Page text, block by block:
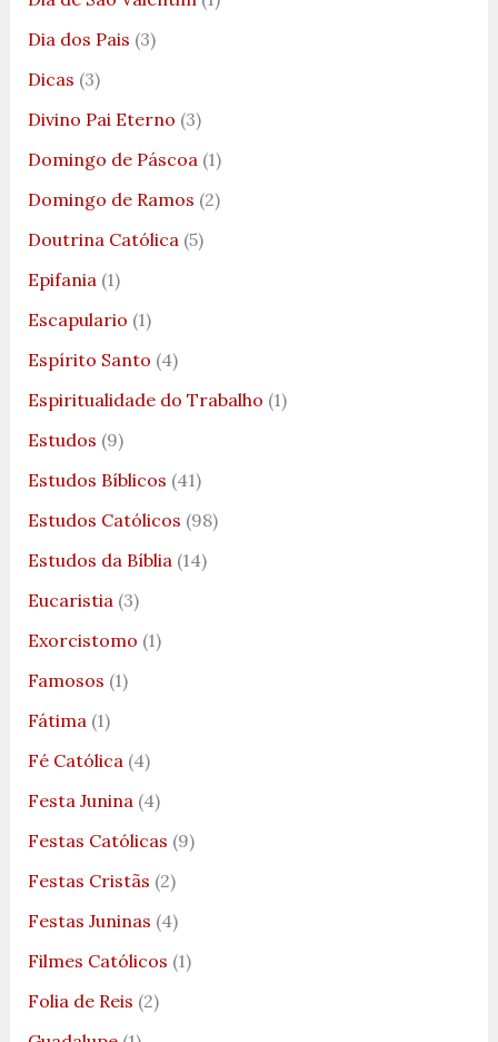
Dia dos Pais (3)
Dicas (3)
Divino Pai Eterno (3)
Domingo de Páscoa(1)
Domingo de Ramos (2)
Doutrina Católica(5)
Epifania(1)
Escapulario (1)
Espírito Santo (4)
Espiritualidade do Trabalho (1)
Estudos (9)
Estudos Bíblicos (41)
Estudos Católicos (98)
Estudos da Bíblia(14)
Eucaristia(3)
Exorcistomo (1)
Famosos (1)
Fátima(1)
Fé Católica(4)
Festa Junina(4)
Festas Católicas (9)
Festas Cristãs (2)
Festas Juninas (4)
Filmes Católicos (1)
Folia de Reis (2)